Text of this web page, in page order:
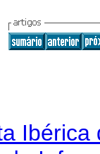
Ibérica